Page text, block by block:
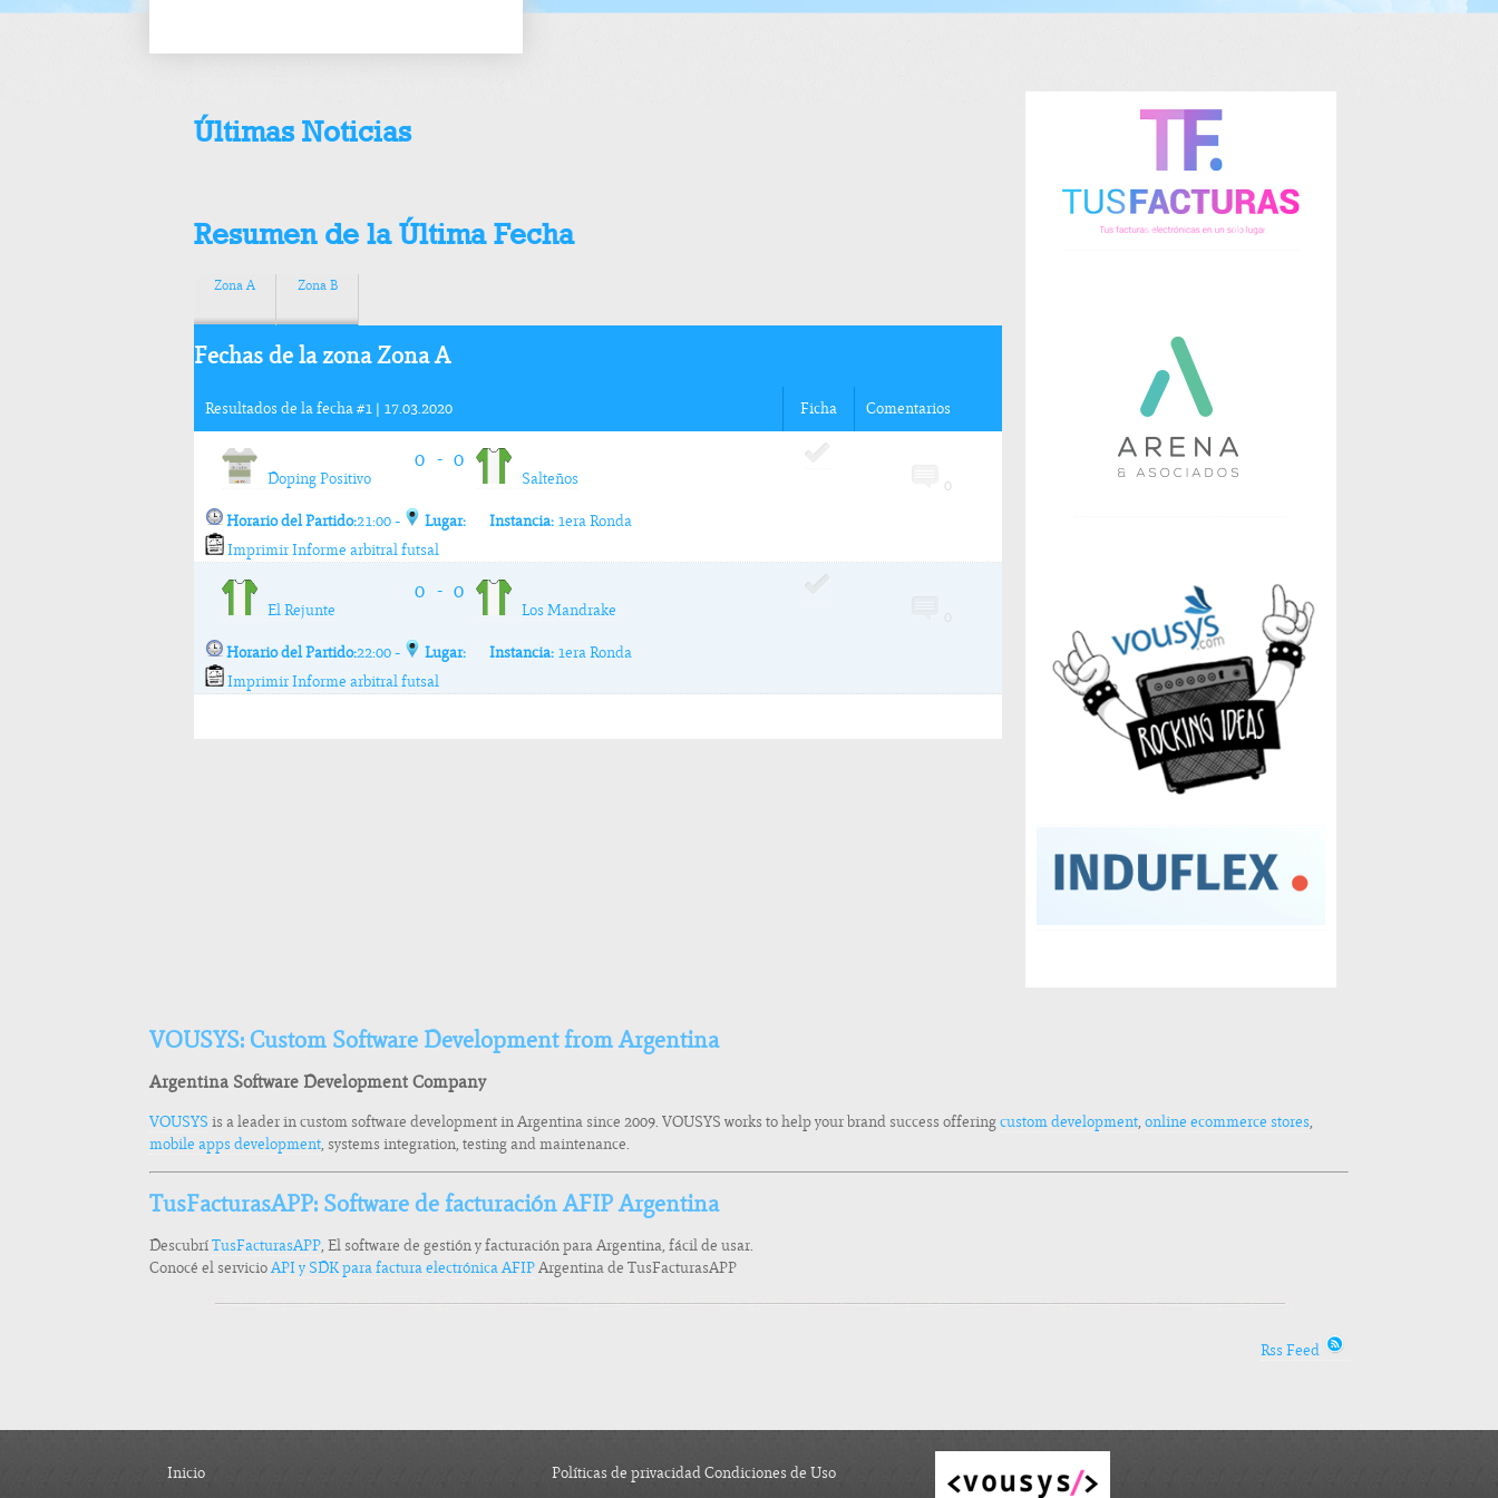
Últimas Noticias
Resumen de la Última Fecha
Zona A Zona B
Fechas de la zona Zona A
Resultados de la fecha #1 | 17.03.2020 Ficha Comentarios
Doping Positivo
0 - 0
Salteños
0
Horario del Partido:21:00 - Lugar: Instancia: 1era Ronda
Imprimir Informe arbitral futsal
El Rejunte
0 - 0
Los Mandrake
0
Horario del Partido:22:00 - Lugar: Instancia: 1era Ronda
Imprimir Informe arbitral futsal
VOUSYS: Custom Software Development from Argentina
Argentina Software Development Company
VOUSYS is a leader in custom software development in Argentina since 2009. VOUSYS works to help your brand success offeringcustom development,online ecommerce stores,
mobile apps development, systems integration, testing and maintenance.
TusFacturasAPP: Software de facturación AFIP Argentina
DescubríTusFacturasAPP, El software de gestión y facturación para Argentina, fácil de usar.
Conocé el servicioAPI y SDK para factura electrónica AFIPArgentina de TusFacturasAPP
Rss Feed
Inicio
Políticas de privacidad Condiciones de Uso